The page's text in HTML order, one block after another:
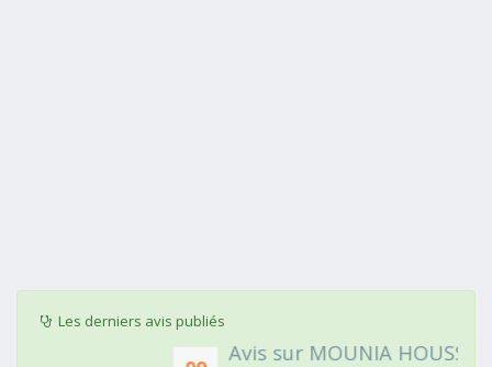
Les derniers avis publiés
Avis sur MOUNIA HOUSSAIM,